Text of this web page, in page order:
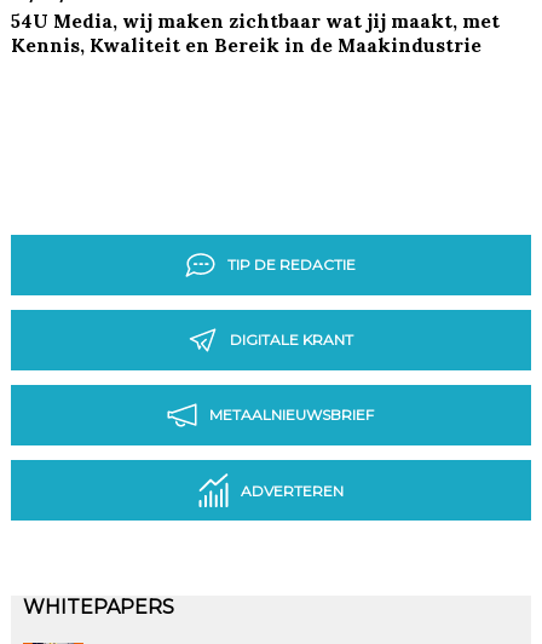
54U Media, wij maken zichtbaar wat jij maakt, met
Kennis, Kwaliteit en Bereik in de Maakindustrie
TIP DE REDACTIE
DIGITALE KRANT
METAALNIEUWSBRIEF
ADVERTEREN
WHITEPAPERS